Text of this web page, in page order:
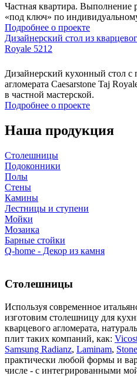
Частная квартира. Выполнение
«под ключ» по
Подробнее о проекте
Дизайнерский стол из
Royale 5212
Дизайнерский кухонный стол с
агломерата Caesarstone Taj
в частной мастерской.
Подробнее о проекте
Наша продукция
Столешницы
Подоконники
Полы
Стены
Камины
Лестницы и ступени
Мойки
Мозаика
Барные стойки
Q-home - Декор из камня
Столешницы
Используя современное
изготовим столешницу для
кварцевого агломерата,
плит таких компаний, как:
Samsung Radianz, Laminam,
практически любой формы и
числе - с интегрированными